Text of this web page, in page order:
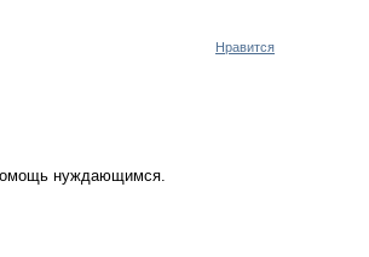
Нравится
нуждающимся.